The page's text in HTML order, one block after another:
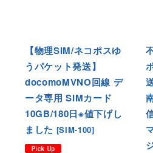
【物理SIM/ネコポスゆ
うパケット発送】
docomoMVNO回線 デ
ータ専用 SIMカード
10GB/180日※値下げし
ました [SIM-100]